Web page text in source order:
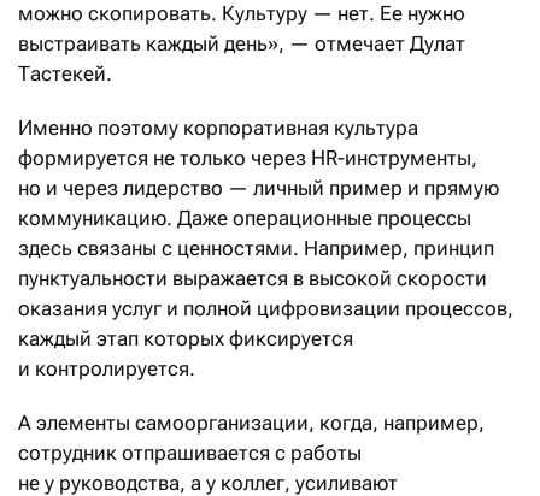
можно скопировать. Культуру — нет. Ее нужно
выстраивать каждый день», — отмечает Дулат
Тастекей.
Именно поэтому корпоративная культура
формируется не только через HR-инструменты,
но и через лидерство — личный пример и прямую
коммуникацию. Даже операционные процессы
здесь связаны с ценностями. Например, принцип
пунктуальности выражается в высокой скорости
оказания услуг и полной цифровизации процессов,
каждый этап которых фиксируется
и контролируется.
А элементы самоорганизации, когда, например,
сотрудник отпрашивается с работы
не у руководства, а у коллег, усиливают